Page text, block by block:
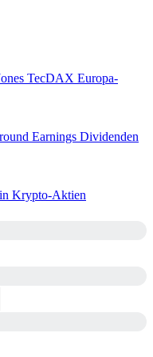
TecDAX Europa-
Earnings Dividenden
Krypto-Aktien